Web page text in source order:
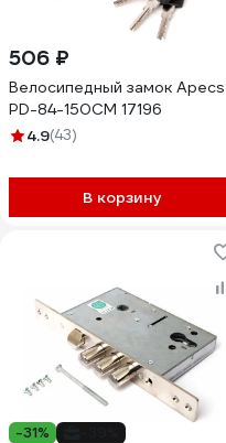
506 ₽
Велосипедный замок Apecs
PD-84-150CM 17196
4.9(43)
В корзину
-31%